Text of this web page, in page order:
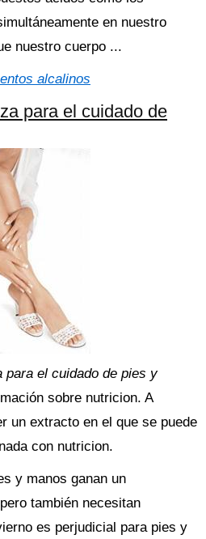
en nuestro
nuestro cuerpo ...
alcalinos
para el cuidado de
para el cuidado de pies y
sobre nutricion. A
un extracto en el que se puede
con nutricion.
y manos ganan un
también necesitan
es perjudicial para pies y